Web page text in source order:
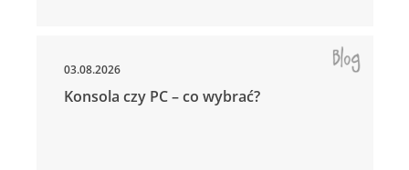
03.08.2026
Konsola czy PC – co wybrać?